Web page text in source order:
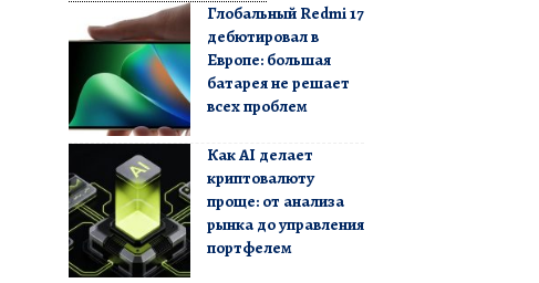
Глобальный Redmi 17
дебютировал в
Европе: большая
батарея не решает
всех проблем
Как AI делает
криптовалюту
проще: от анализа
рынка до управления
портфелем